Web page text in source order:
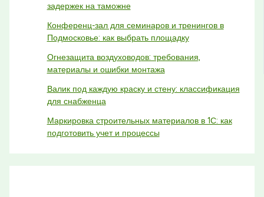
задержек на таможне
Конференц-зал для семинаров и тренингов в
Подмосковье: как выбрать площадку
Огнезащита воздуховодов: требования,
материалы и ошибки монтажа
Валик под каждую краску и стену: классификация
для снабженца
Маркировка строительных материалов в 1С: как
подготовить учет и процессы